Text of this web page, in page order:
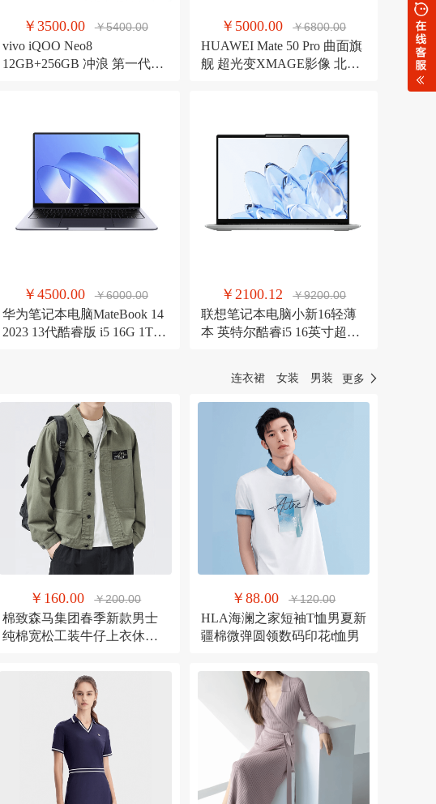
￥3500.00 ￥5400.00
vivo iQOO Neo8
12GB+256GB 冲浪 第一代骁
￥5000.00 ￥6800.00
HUAWEI Mate 50 Pro 曲面旗
舰 超光变XMAGE影像 北斗
￥4500.00 ￥6000.00
华为笔记本电脑MateBook 14
2023 13代酷睿版 i5 16G 1T
￥2100.12 ￥9200.00
联想笔记本电脑小新16轻薄
本 英特尔酷睿i5 16英寸超薄
连衣裙 女装 男装 更多
￥160.00 ￥200.00
棉致森马集团春季新款男士
纯棉宽松工装牛仔上衣休闲
￥88.00 ￥120.00
HLA海澜之家短袖T恤男夏新
疆棉微弹圆领数码印花t恤男